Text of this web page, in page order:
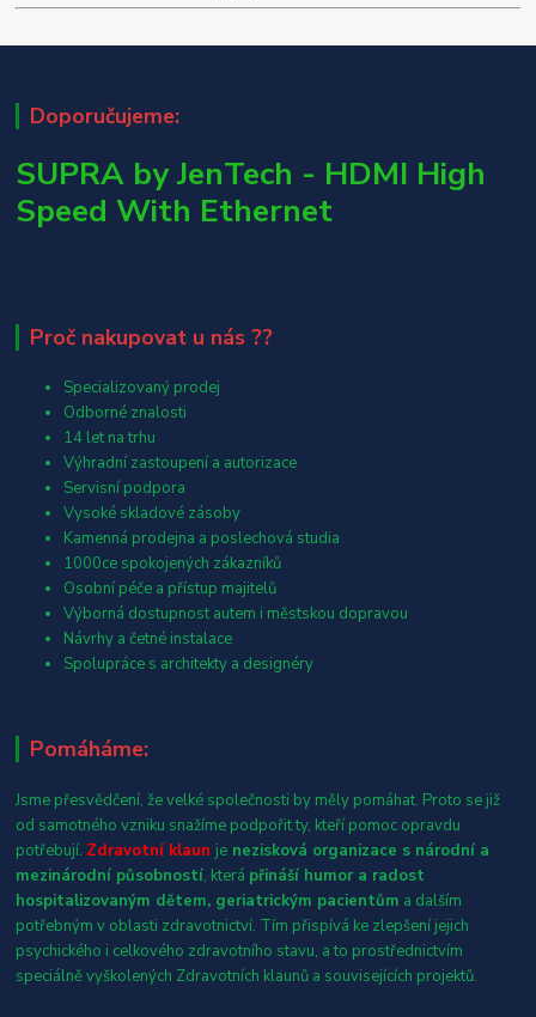
Doporučujeme:
SUPRA by JenTech - HDMI High
Speed With Ethernet
Proč nakupovat u nás ??
Specializovaný prodej
Odborné znalosti
14 let na trhu
Výhradní zastoupení a autorizace
Servisní podpora
Vysoké skladové zásoby
Kamenná prodejna a poslechová studia
1000ce spokojených zákazníků
Osobní péče a přístup majitelů
Výborná dostupnost autem i městskou dopravou
Návrhy a četné instalace
Spolupráce s architekty a designéry
Pomáháme:
Jsme přesvědčení, že velké společnosti by měly pomáhat. Proto se již
od samotného vzniku snažíme podpořit ty, kteří pomoc opravdu
potřebují. Zdravotní klaun je nezisková organizace s národní a
mezinárodní působností, která přináší humor a radost
hospitalizovaným dětem, geriatrickým pacientům a dalším
potřebným v oblasti zdravotnictví. Tím přispívá ke zlepšení jejich
psychického i celkového zdravotního stavu, a to prostřednictvím
speciálně vyškolených Zdravotních klaunů a souvisejících projektů.